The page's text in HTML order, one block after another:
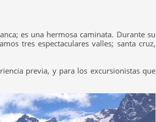
es una hermosa caminata. Durante su
tres espectaculares valles; santa cruz,
previa, y para los excursionistas que